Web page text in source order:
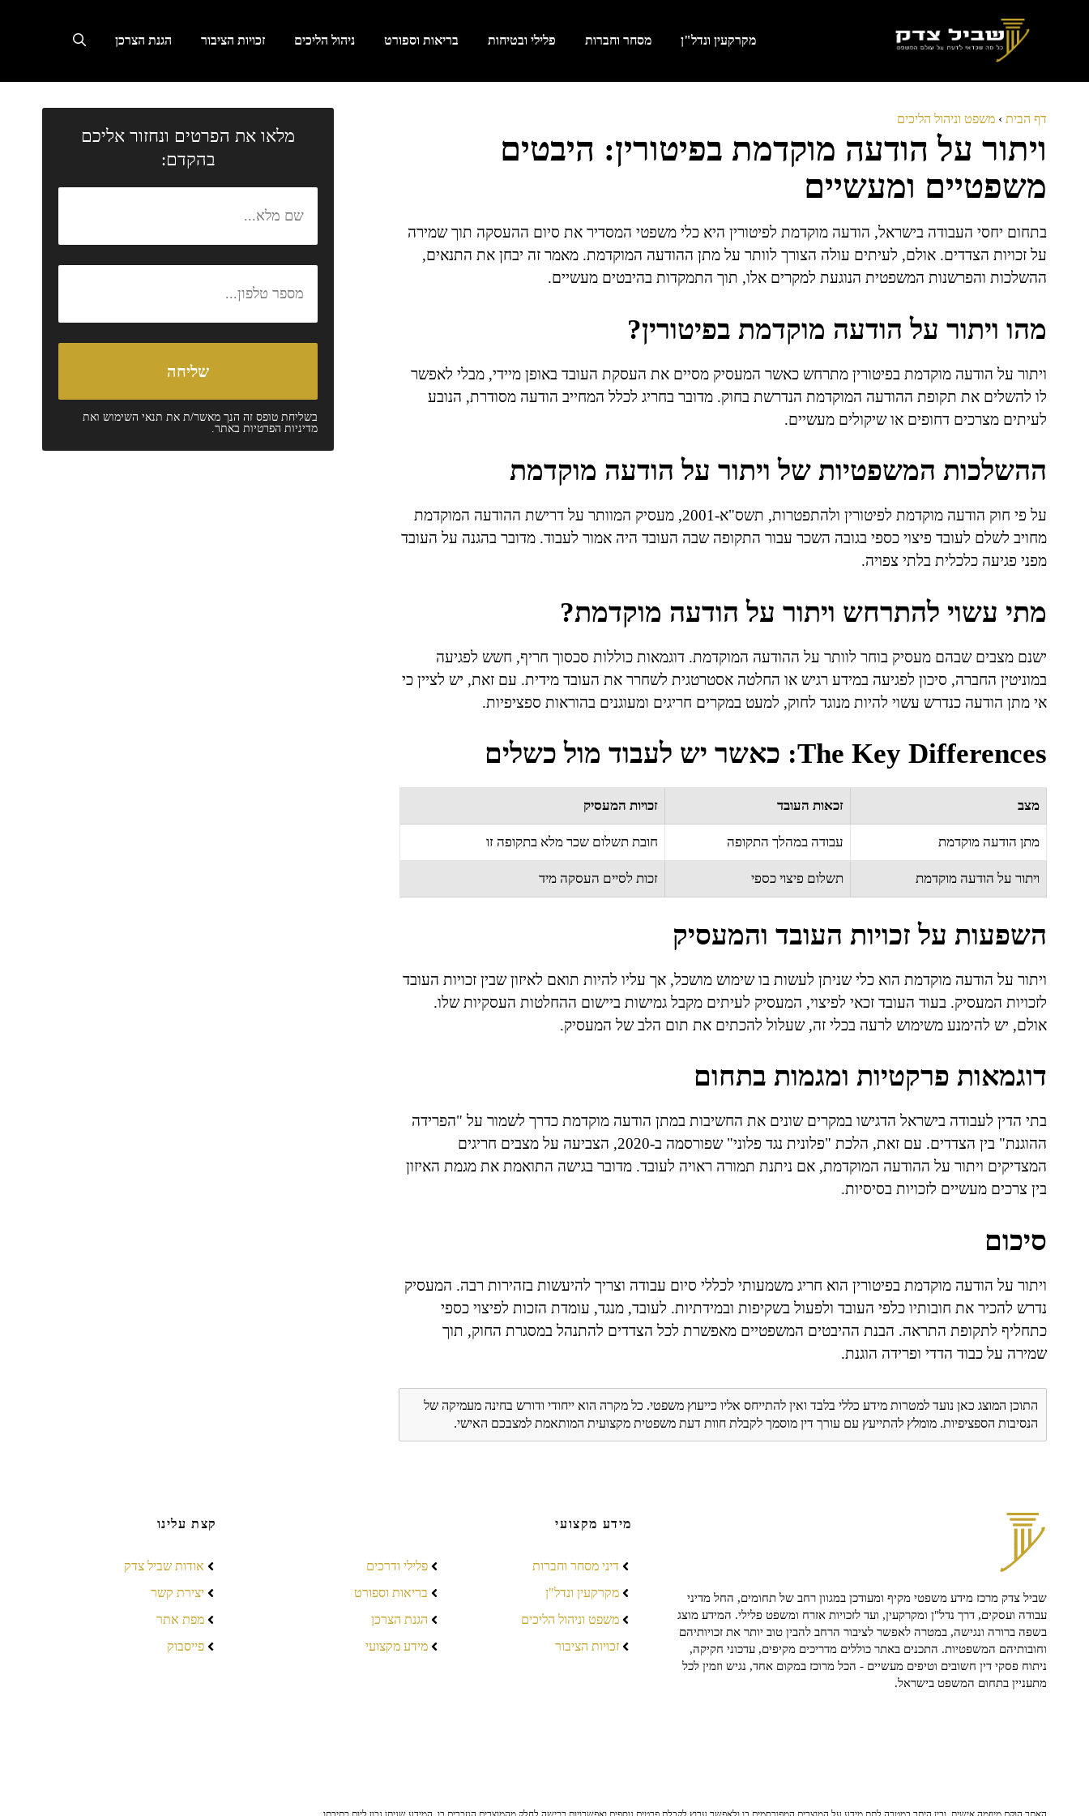
מקרקעין ונדל"ן מסחר וחברות פלילי ובטיחות בריאות וספורט ניהול הליכים זכויות הציבור הגנת הצרכן
דף הבית › משפט וניהול הליכים
ויתור על הודעה מוקדמת בפיטורין: היבטים
משפטיים ומעשיים
בתחום יחסי העבודה בישראל, הודעה מוקדמת לפיטורין היא כלי משפטי המסדיר את סיום ההעסקה תוך שמירה
על זכויות הצדדים. אולם, לעיתים עולה הצורך לוותר על מתן ההודעה המוקדמת. מאמר זה יבחן את התנאים,
ההשלכות והפרשנות המשפטית הנוגעת למקרים אלו, תוך התמקדות בהיבטים מעשיים.
מהו ויתור על הודעה מוקדמת בפיטורין?
ויתור על הודעה מוקדמת בפיטורין מתרחש כאשר המעסיק מסיים את העסקת העובד באופן מיידי, מבלי לאפשר
לו להשלים את תקופת ההודעה המוקדמת הנדרשת בחוק. מדובר בחריג לכלל המחייב הודעה מסודרת, הנובע
לעיתים מצרכים דחופים או שיקולים מעשיים.
ההשלכות המשפטיות של ויתור על הודעה מוקדמת
על פי חוק הודעה מוקדמת לפיטורין ולהתפטרות, תשס"א-2001, מעסיק המוותר על דרישת ההודעה המוקדמת
מחויב לשלם לעובד פיצוי כספי בגובה השכר עבור התקופה שבה העובד היה אמור לעבוד. מדובר בהגנה על העובד
מפני פגיעה כלכלית בלתי צפויה.
מתי עשוי להתרחש ויתור על הודעה מוקדמת?
ישנם מצבים שבהם מעסיק בוחר לוותר על ההודעה המוקדמת. דוגמאות כוללות סכסוך חריף, חשש לפגיעה
במוניטין החברה, סיכון לפגיעה במידע רגיש או החלטה אסטרטגית לשחרר את העובד מידית. עם זאת, יש לציין כי
אי מתן הודעה כנדרש עשוי להיות מנוגד לחוק, למעט במקרים חריגים ומעוגנים בהוראות ספציפיות.
The Key Differences: כאשר יש לעבוד מול כשלים
מצב זכאות העובד זכויות המעסיק
מתן הודעה מוקדמת עבודה במהלך התקופה חובת תשלום שכר מלא בתקופה זו
ויתור על הודעה מוקדמת תשלום פיצוי כספי זכות לסיים העסקה מיד
השפעות על זכויות העובד והמעסיק
ויתור על הודעה מוקדמת הוא כלי שניתן לעשות בו שימוש מושכל, אך עליו להיות תואם לאיזון שבין זכויות העובד
לזכויות המעסיק. בעוד העובד זכאי לפיצוי, המעסיק לעיתים מקבל גמישות ביישום ההחלטות העסקיות שלו.
אולם, יש להימנע משימוש לרעה בכלי זה, שעלול להכתים את תום הלב של המעסיק.
דוגמאות פרקטיות ומגמות בתחום
בתי הדין לעבודה בישראל הדגישו במקרים שונים את החשיבות במתן הודעה מוקדמת כדרך לשמור על "הפרידה
ההוגנת" בין הצדדים. עם זאת, הלכת "פלונית נגד פלוני" שפורסמה ב-2020, הצביעה על מצבים חריגים
המצדיקים ויתור על ההודעה המוקדמת, אם ניתנת תמורה ראויה לעובד. מדובר בגישה התואמת את מגמת האיזון
בין צרכים מעשיים לזכויות בסיסיות.
סיכום
ויתור על הודעה מוקדמת בפיטורין הוא חריג משמעותי לכללי סיום עבודה וצריך להיעשות בזהירות רבה. המעסיק
נדרש להכיר את חובותיו כלפי העובד ולפעול בשקיפות ובמידתיות. לעובד, מנגד, עומדת הזכות לפיצוי כספי
כתחליף לתקופת התראה. הבנת ההיבטים המשפטיים מאפשרת לכל הצדדים להתנהל במסגרת החוק, תוך
שמירה על כבוד הדדי ופרידה הוגנת.
התוכן המוצג כאן נועד למטרות מידע כללי בלבד ואין להתייחס אליו כייעוץ משפטי. כל מקרה הוא ייחודי ודורש בחינה מעמיקה של
הנסיבות הספציפיות. מומלץ להתייעץ עם עורך דין מוסמך לקבלת חוות דעת משפטית מקצועית המותאמת למצבכם האישי.
מלאו את הפרטים ונחזור אליכם
בהקדם:
בשליחת טופס זה הנך מאשר/ת את תנאי השימושואת
מדיניות הפרטיותבאתר.
שביל צדק מרכז מידע משפטי מקיף ומעודכן במגוון רחב של תחומים, החל מדיני
עבודה ועסקים, דרך נדל"ן ומקרקעין, ועד לזכויות אזרח ומשפט פלילי. המידע מוצג
בשפה ברורה ונגישה, במטרה לאפשר לציבור הרחב להבין טוב יותר את זכויותיהם
וחובותיהם המשפטיות. התכנים באתר כוללים מדריכים מקיפים, עדכוני חקיקה,
ניתוח פסקי דין חשובים וטיפים מעשיים - הכל מרוכז במקום אחד, נגיש וזמין לכל
מתעניין בתחום המשפט בישראל.
מידע מקצועי
דיני מסחר וחברות
מקרקעין ונדל"ן
משפט וניהול הליכים
זכויות הציבור
פלילי ודרכים
בריאות וספורט
הגנת הצרכן
מידע מקצועי
קצת עלינו
אודות שביל צדק
יצירת קשר
מפת אתר
פייסבוק